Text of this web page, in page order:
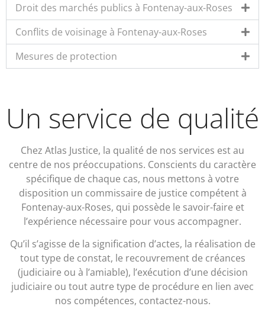
Droit des marchés publics à Fontenay-aux-Roses
Conflits de voisinage à Fontenay-aux-Roses
Mesures de protection
Un service de qualité
Chez Atlas Justice, la qualité de nos services est au
centre de nos préoccupations. Conscients du caractère
spécifique de chaque cas, nous mettons à votre
disposition un commissaire de justice compétent à
Fontenay-aux-Roses, qui possède le savoir-faire et
l’expérience nécessaire pour vous accompagner.
Qu’il s’agisse de la signification d’actes, la réalisation de
tout type de constat, le recouvrement de créances
(judiciaire ou à l’amiable), l’exécution d’une décision
judiciaire ou tout autre type de procédure en lien avec
nos compétences, contactez-nous.